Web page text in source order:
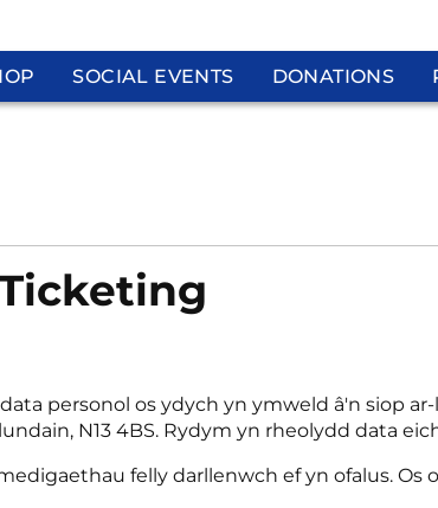
SOCIAL EVENTS DONATIONS
personol os ydych yn ymweld â'n siop
N13 4BS. Rydym yn rheolydd data
felly darllenwch ef yn ofalus.